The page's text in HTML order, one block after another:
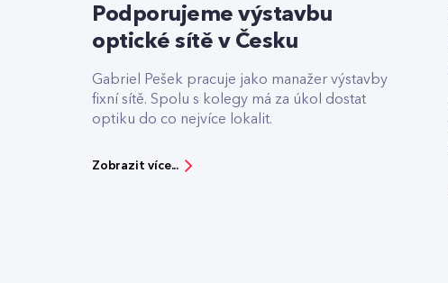
Podporujeme výstavbu
optické sítě v Česku
Gabriel Pešek pracuje jako manažer výstavby
fixní sítě. Spolu s kolegy má za úkol dostat
optiku do co nejvíce lokalit.
Zobrazit více...